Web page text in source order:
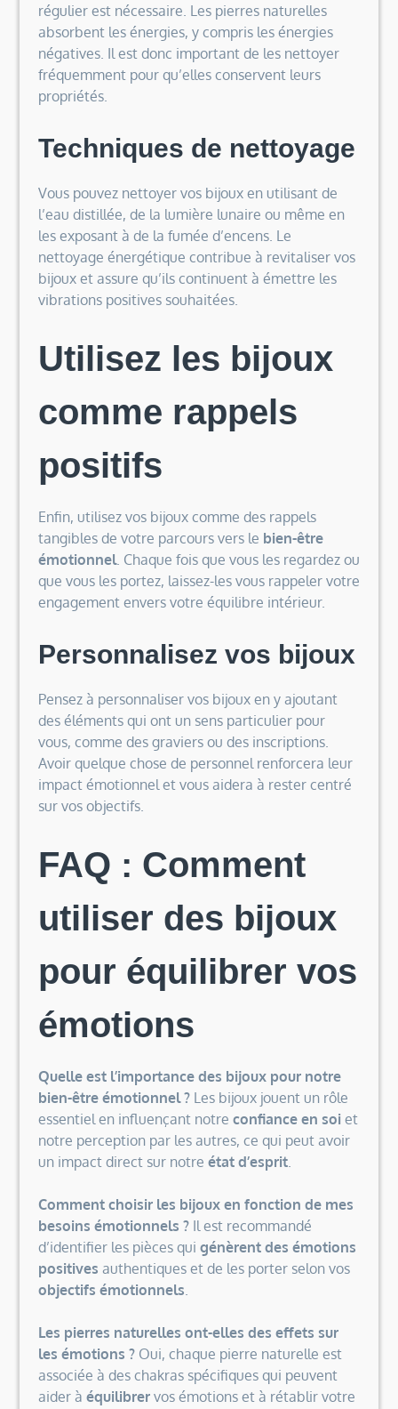
régulier est nécessaire. Les pierres naturelles
absorbent les énergies, y compris les énergies
négatives. Il est donc important de les nettoyer
fréquemment pour qu’elles conservent leurs
propriétés.
Techniques de nettoyage
Vous pouvez nettoyer vos bijoux en utilisant de
l’eau distillée, de la lumière lunaire ou même en
les exposant à de la fumée d’encens. Le
nettoyage énergétique contribue à revitaliser vos
bijoux et assure qu’ils continuent à émettre les
vibrations positives souhaitées.
Utilisez les bijoux
comme rappels
positifs
Enfin, utilisez vos bijoux comme des rappels
tangibles de votre parcours vers le bien-être
émotionnel. Chaque fois que vous les regardez ou
que vous les portez, laissez-les vous rappeler votre
engagement envers votre équilibre intérieur.
Personnalisez vos bijoux
Pensez à personnaliser vos bijoux en y ajoutant
des éléments qui ont un sens particulier pour
vous, comme des graviers ou des inscriptions.
Avoir quelque chose de personnel renforcera leur
impact émotionnel et vous aidera à rester centré
sur vos objectifs.
FAQ : Comment
utiliser des bijoux
pour équilibrer vos
émotions
Quelle est l’importance des bijoux pour notre
bien-être émotionnel ?Les bijoux jouent un rôle
essentiel en influençant notre confiance en soi et
notre perception par les autres, ce qui peut avoir
un impact direct sur notre état d’esprit.
Comment choisir les bijoux en fonction de mes
besoins émotionnels ?Il est recommandé
d’identifier les pièces qui génèrent des émotions
positives authentiques et de les porter selon vos
objectifs émotionnels.
Les pierres naturelles ont-elles des effets sur
les émotions ?Oui, chaque pierre naturelle est
associée à des chakras spécifiques qui peuvent
aider à équilibrervos émotions et à rétablir votre